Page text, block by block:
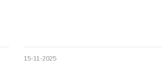
15-11-2025